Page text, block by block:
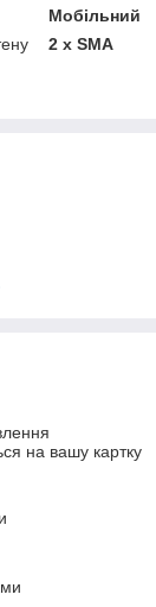
Мобільний
2 x SMA
на вашу картку